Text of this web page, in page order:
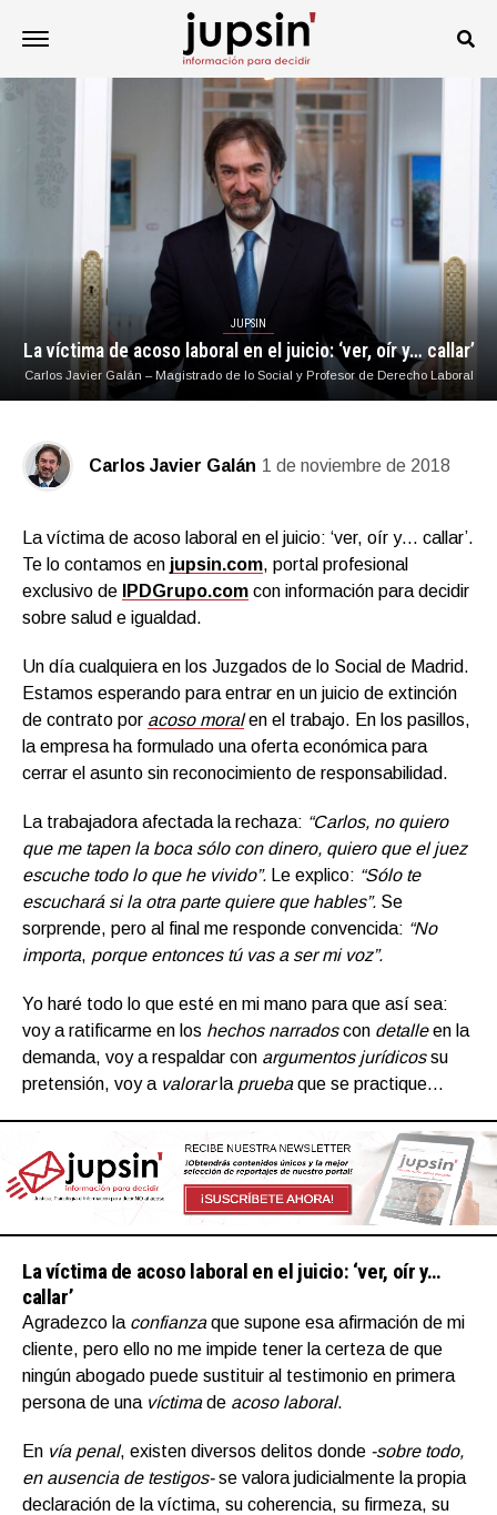
JUPSIN
La víctima de acoso laboral en el juicio: ‘ver, oír y… callar’
Carlos Javier Galán – Magistrado de lo Social y Profesor de Derecho Laboral
Carlos Javier Galán 1 de noviembre de 2018
La víctima de acoso laboral en el juicio: ‘ver, oír y… callar’.
Te lo contamos en jupsin.com, portal profesional
exclusivo de
IPDGrupo.com con información para decidir
sobre salud e igualdad.
Un día cualquiera en los Juzgados de lo Social de Madrid.
Estamos esperando para entrar en un juicio de extinción
de contrato por acoso moralen el trabajo. En los pasillos,
la empresa ha formulado una oferta económica para
cerrar el asunto sin reconocimiento de responsabilidad.
La trabajadora afectada la rechaza: “Carlos, no quiero
que me tapen la boca sólo con dinero, quiero que el juez
escuche todo lo que he vivido”. Le explico: “Sólo te
escuchará si la otra parte quiere que hables”. Se
sorprende, pero al final me responde convencida: “No
importa, porque entonces tú vas a ser mi voz”.
Yo haré todo lo que esté en mi mano para que así sea:
voy a ratificarme en los hechos narradoscon detalleen la
demanda, voy a respaldar con argumentos jurídicossu
pretensión, voy a valorarla pruebaque se practique…
La víctima de acoso laboral en el juicio: ‘ver, oír y…
callar’
Agradezco la confianzaque supone esa afirmación de mi
cliente, pero ello no me impide tener la certeza de que
ningún abogado puede sustituir al testimonio en primera
persona de una víctimade acoso laboral.
En vía penal, existen diversos delitos donde -sobre todo,
en ausencia de testigos-se valora judicialmente la propia
declaración de la víctima, su coherencia, su firmeza, su